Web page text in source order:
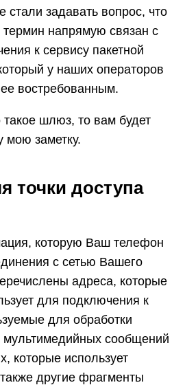
стали задавать вопрос, что
напрямую связан с
к сервису пакетной
у наших операторов
востребованным.
такое шлюз, то вам будет
мою заметку.
точки доступа
которую Ваш телефон
с сетью Вашего
адреса, которые
для подключения к
для обработки
сообщений
которые использует
другие фрагменты